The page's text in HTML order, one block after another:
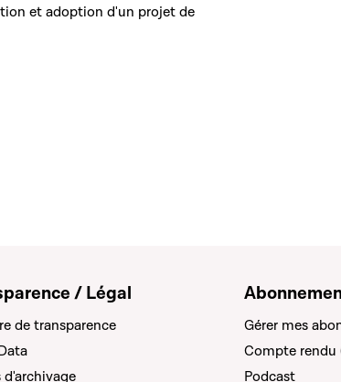
et adoption d'un projet de
/ Légal
de transparence
d'archivage
Gérer mes
Compte rendu
Podcast